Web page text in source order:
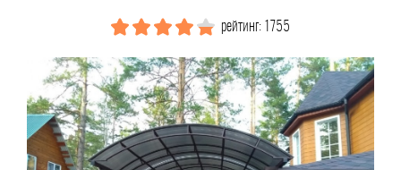
рейтинг: 1755